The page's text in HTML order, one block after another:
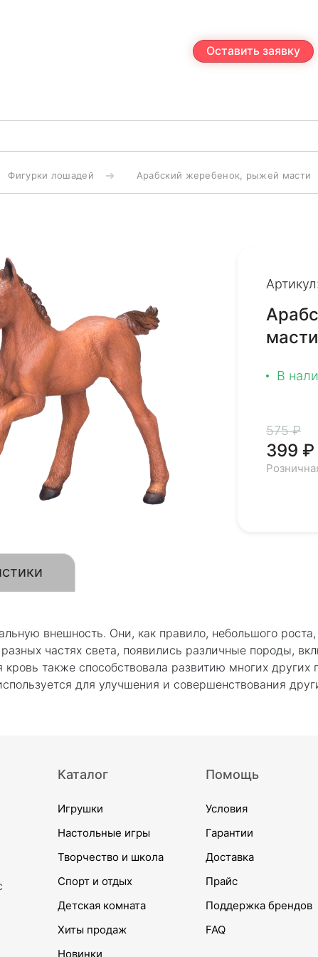
Оставить заявку
Фигурки лошадей Арабский жеребенок, рыжей масти
масти
В
575 ₽
399 ₽
внешность. Они, как правило, небольшого
частях света, появились различные породы,
также способствовала развитию многих других
для улучшения и совершенствования
Каталог
Игрушки
Настольные игры
Творчество и школа
Спорт и отдых
Детская комната
Хиты продаж
Новинки
Помощь
Условия
Гарантии
Доставка
Прайс
Поддержка брендов
FAQ